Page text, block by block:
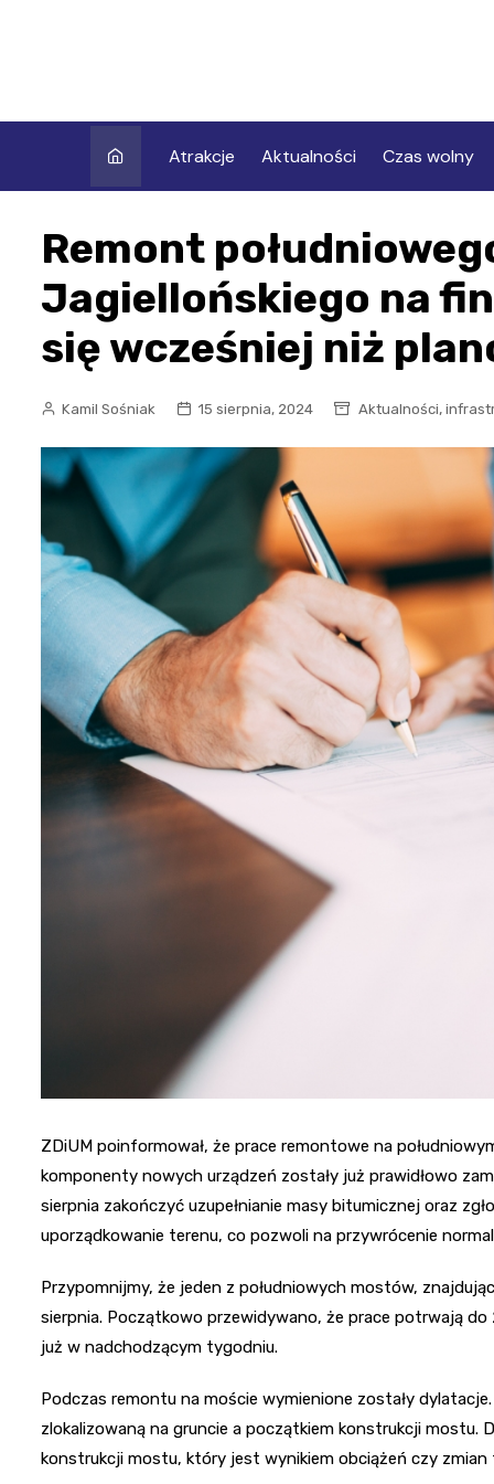
Atrakcje Aktualności Czas wolny
Remont
Jagiellońskiego na
się wcześniej niż
Kamil Sośniak 15 sierpnia, 2024 Aktualności,
ZDiUM poinformował, że prace remontowe na
komponenty nowych urządzeń zostały już prawidłowo
sierpnia zakończyć uzupełnianie masy bitumicznej oraz
uporządkowanie terenu, co pozwoli na przywrócenie
Przypomnijmy, że jeden z południowych mostów,
sierpnia. Początkowo przewidywano, że prace potrwają do
już w nadchodzącym tygodniu.
Podczas remontu na moście wymienione zostały
zlokalizowaną na gruncie a początkiem konstrukcji mostu.
konstrukcji mostu, który jest wynikiem obciążeń czy zmian